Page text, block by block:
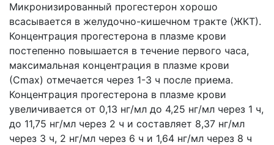
Микронизированный прогестерон хорошо
всасывается в желудочно-кишечном тракте (ЖКТ).
Концентрация прогестерона в плазме крови
постепенно повышается в течение первого часа,
максимальная концентрация в плазме крови
(Сmax) отмечается через 1-3 ч после приема.
Концентрация прогестерона в плазме крови
увеличивается от 0,13 нг/мл до 4,25 нг/мл через 1 ч,
до 11,75 нг/мл через 2 ч и составляет 8,37 нг/мл
через 3 ч, 2 нг/мл через 6 ч и 1,64 нг/мл через 8 ч